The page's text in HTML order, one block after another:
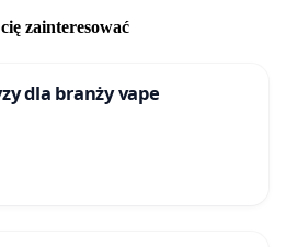
zainteresować
dla branży vape